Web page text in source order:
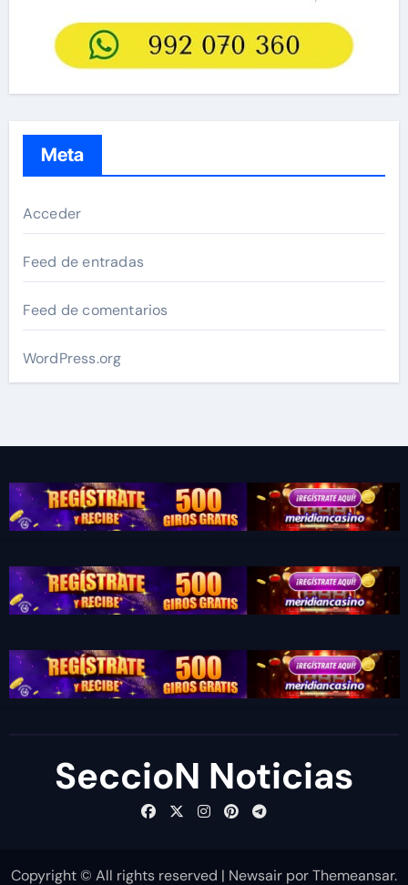
Meta
Acceder
Feed de entradas
Feed de comentarios
WordPress.org
SeccioN Noticias
Copyright © All rights reserved | Newsair porThemeansar.